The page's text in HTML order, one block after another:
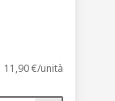
11,90 €/unità